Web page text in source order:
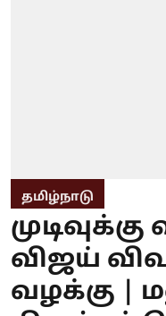
தமிழ்நாடு
விஜய்
வழக்கு |